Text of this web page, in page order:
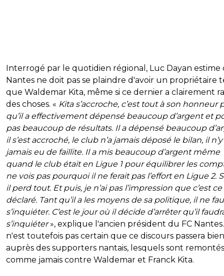
Interrogé par le quotidien régional, Luc Dayan estime
Nantes ne doit pas se plaindre d'avoir un propriétaire
que Waldemar Kita, même si ce dernier a clairement
des choses. « Kita s’accroche, c’est tout à son honneur
qu’il a effectivement dépensé beaucoup d’argent et
pas beaucoup de résultats. Il a dépensé beaucoup
il s’est accroché, le club n’a jamais déposé le bilan, il n’y
jamais eu de faillite. Il a mis beaucoup d’argent même
quand le club était en Ligue 1 pour équilibrer les
ne vois pas pourquoi il ne ferait pas l’effort en Ligue 2.
il perd tout. Et puis, je n’ai pas l’impression que c’est ce
déclaré. Tant qu’il a les moyens de sa politique, il ne
s’inquiéter. C’est le jour où il décide d’arrêter qu’il
s’inquiéter», explique l'ancien président du FC
n'est toutefois pas certain que ce discours passera bien
auprès des supporters nantais, lesquels sont remontés
comme jamais contre Waldemar et Franck Kita.